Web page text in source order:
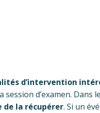
d’intervention
session d’examen. Dans
de la récupérer. Si un